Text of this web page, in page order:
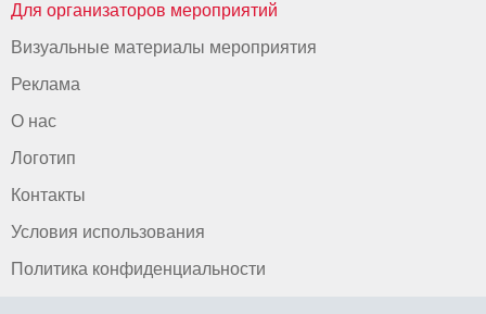
Для организаторов мероприятий
Визуальные материалы мероприятия
Реклама
О нас
Логотип
Контакты
Условия использования
Политика конфиденциальности